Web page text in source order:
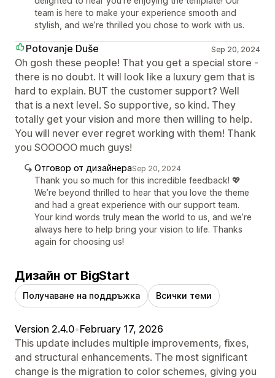
team is here to make your experience smooth and
stylish, and we’re thrilled you chose to work with us.
Potovanje Duše Sep 20, 2024
Oh gosh these people! That you get a special store -
there is no doubt. It will look like a luxury gem that is
hard to explain. BUT the customer support? Well
that is a next level. So supportive, so kind. They
totally get your vision and more then willing to help.
You will never ever regret working with them! Thank
you SOOOOO much guys!
Отговор от дизайнераSep 20, 2024
Thank you so much for this incredible feedback! 💖
We’re beyond thrilled to hear that you love the theme
and had a great experience with our support team.
Your kind words truly mean the world to us, and we’re
always here to help bring your vision to life. Thanks
again for choosing us!
Дизайн от BigStart
Получаване на поддръжка Всички теми
Version 2.4.0•February 17, 2026
This update includes multiple improvements, fixes,
and structural enhancements. The most significant
change is the migration to color schemes, giving you